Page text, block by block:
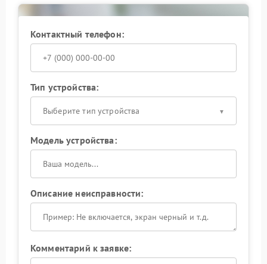
используют сертифицированные запчасти,
соответствующие стандартам бренда;
оборудовании;
работы;
минимизируют риск повреждения других узлов
ноута.
Не затягивайте с ремонтом — своевременное
обращение поможет избежать дополнительных
затрат в будущем.
Контактный телефон:
Тип устройства:
Выберите тип устройства
Модель устройства:
Описание неисправности:
Комментарий к заявке: